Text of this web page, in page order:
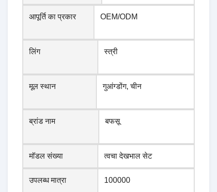
आपूर्ति का प्रकार OEM/ODM
लिंग स्त्री
मूल स्थान गुआंग्डोंग, चीन
ब्रांड नाम बफसू
मॉडल संख्या त्वचा देखभाल सेट
उपलब्ध मात्रा 100000